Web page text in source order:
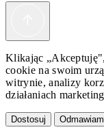
Klikając
cookie na swoim
witrynie, analizy
działaniach
Dostosuj Odmawiam